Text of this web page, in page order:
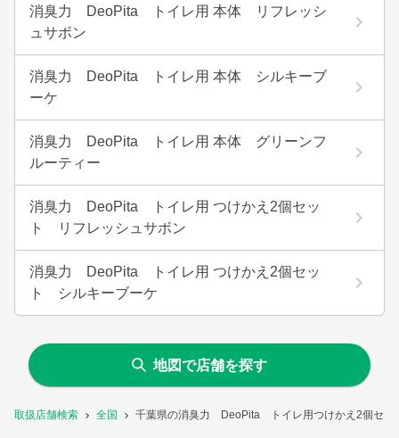
取扱店舗検索 全国 千葉県の消臭力 DeoPita トイレ用つけかえ2個セッ
消臭力 DeoPita トイレ用 本体 リフレッシ
ュサボン
消臭力 DeoPita トイレ用 本体 シルキーブ
ーケ
消臭力 DeoPita トイレ用 本体 グリーンフ
ルーティー
消臭力 DeoPita トイレ用 つけかえ2個セッ
ト リフレッシュサボン
消臭力 DeoPita トイレ用 つけかえ2個セッ
ト シルキーブーケ
地図で店舗を探す